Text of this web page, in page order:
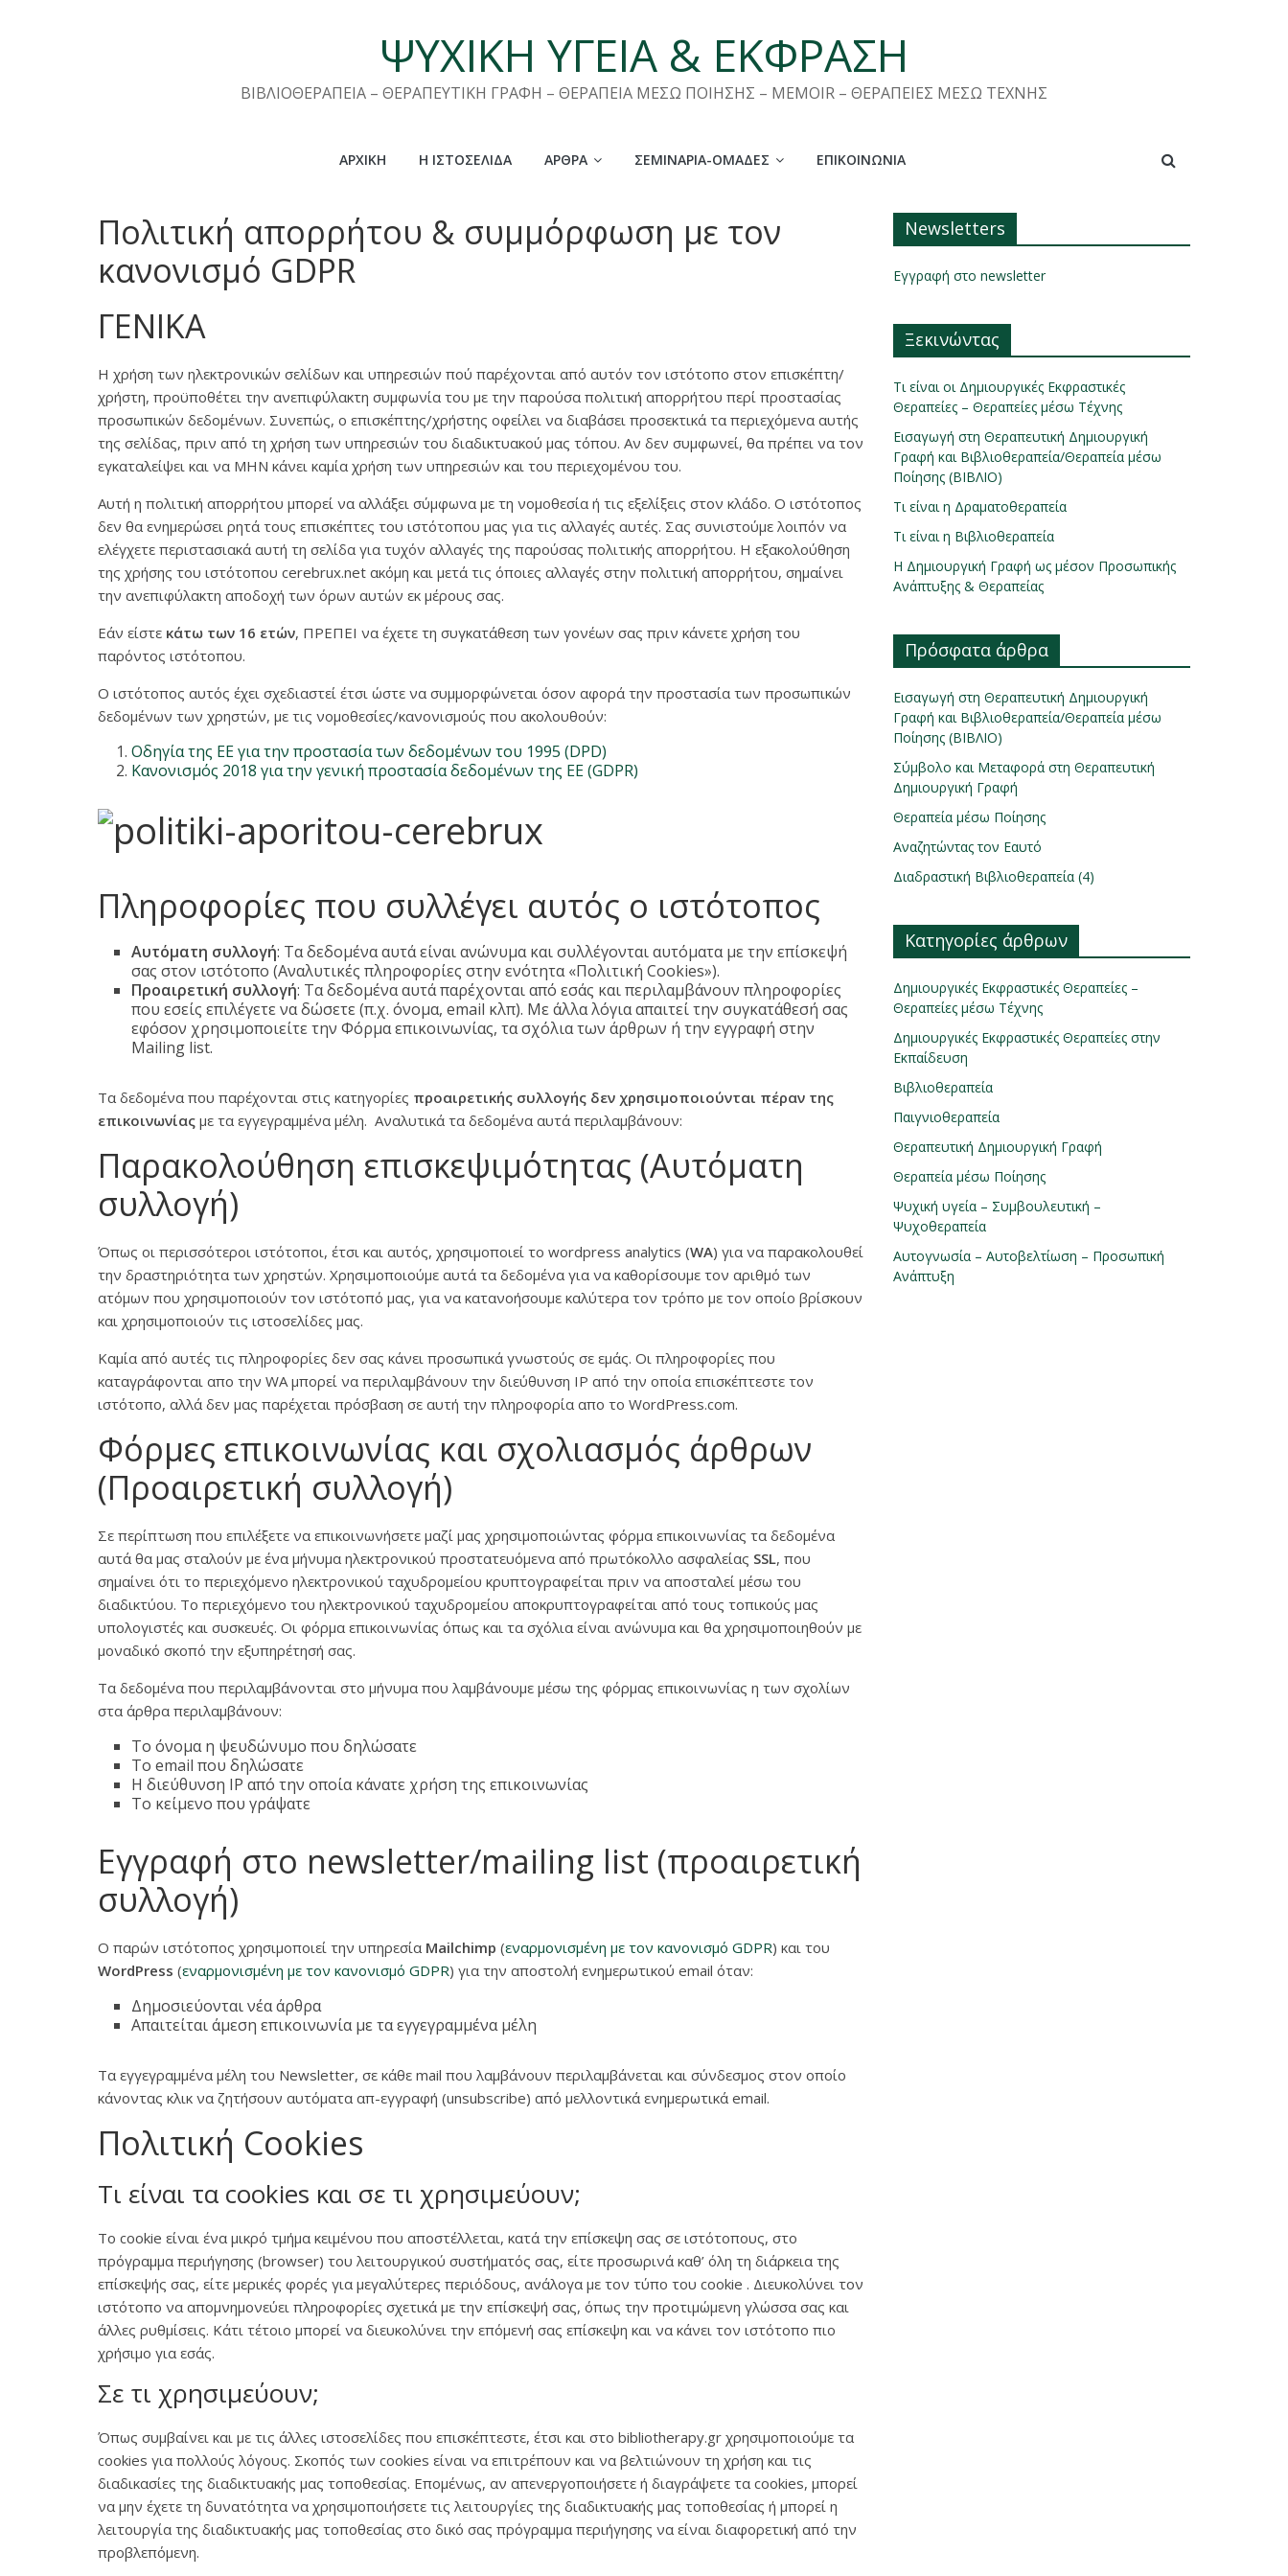
ΨΥΧΙΚΗ ΥΓΕΙΑ & ΕΚΦΡΑΣΗ
ΒΙΒΛΙΟΘΕΡΑΠΕΙΑ – ΘΕΡΑΠΕΥΤΙΚΗ ΓΡΑΦΗ – ΘΕΡΑΠΕΙΑ ΜΕΣΩ ΠΟΙΗΣΗΣ – MEMOIR – ΘΕΡΑΠΕΙΕΣ ΜΕΣΩ ΤΕΧΝΗΣ
ΑΡΧΙΚΉ Η ΙΣΤΟΣΕΛΊΔΑ ΆΡΘΡΑ ΣΕΜΙΝΆΡΙΑ-ΟΜΆΔΕΣ ΕΠΙΚΟΙΝΩΝΊΑ
Πολιτική απορρήτου & συμμόρφωση με τον
κανονισμό GDPR
ΓΕΝΙΚΑ
Η χρήση των ηλεκτρονικών σελίδων και υπηρεσιών πού παρέχονται από αυτόν τον ιστότοπο στον επισκέπτη/
χρήστη, προϋποθέτει την ανεπιφύλακτη συμφωνία του με την παρούσα πολιτική απορρήτου περί προστασίας
προσωπικών δεδομένων. Συνεπώς, ο επισκέπτης/χρήστης οφείλει να διαβάσει προσεκτικά τα περιεχόμενα αυτής
της σελίδας, πριν από τη χρήση των υπηρεσιών του διαδικτυακού μας τόπου. Αν δεν συμφωνεί, θα πρέπει να τον
εγκαταλείψει και να ΜΗΝ κάνει καμία χρήση των υπηρεσιών και του περιεχομένου του.
Αυτή η πολιτική απορρήτου μπορεί να αλλάξει σύμφωνα με τη νομοθεσία ή τις εξελίξεις στον κλάδο. Ο ιστότοπος
δεν θα ενημερώσει ρητά τους επισκέπτες του ιστότοπου μας για τις αλλαγές αυτές. Σας συνιστούμε λοιπόν να
ελέγχετε περιστασιακά αυτή τη σελίδα για τυχόν αλλαγές της παρούσας πολιτικής απορρήτου. Η εξακολούθηση
της χρήσης του ιστότοπου cerebrux.net ακόμη και μετά τις όποιες αλλαγές στην πολιτική απορρήτου, σημαίνει
την ανεπιφύλακτη αποδοχή των όρων αυτών εκ μέρους σας.
Εάν είστε κάτω των 16 ετών, ΠΡΕΠΕΙ να έχετε τη συγκατάθεση των γονέων σας πριν κάνετε χρήση του
παρόντος ιστότοπου.
O ιστότοπος αυτός έχει σχεδιαστεί έτσι ώστε να συμμορφώνεται όσον αφορά την προστασία των προσωπικών
δεδομένων των χρηστών, με τις νομοθεσίες/κανονισμούς που ακολουθούν:
Οδηγία της ΕΕ για την προστασία των δεδομένων του 1995 (DPD)
Κανονισμός 2018 για την γενική προστασία δεδομένων της ΕΕ (GDPR)
Πληροφορίες που συλλέγει αυτός ο ιστότοπος
Αυτόματη συλλογή: Τα δεδομένα αυτά είναι ανώνυμα και συλλέγονται αυτόματα με την επίσκεψή
σας στον ιστότοπο (Αναλυτικές πληροφορίες στην ενότητα «Πολιτική Cookies»).
Προαιρετική συλλογή: Τα δεδομένα αυτά παρέχονται από εσάς και περιλαμβάνουν πληροφορίες
που εσείς επιλέγετε να δώσετε (π.χ. όνομα, email κλπ). Με άλλα λόγια απαιτεί την συγκατάθεσή σας
εφόσον χρησιμοποιείτε την Φόρμα επικοινωνίας, τα σχόλια των άρθρων ή την εγγραφή στην
Mailing list.
Τα δεδομένα που παρέχονται στις κατηγορίες προαιρετικής συλλογής δεν χρησιμοποιούνται πέραν της
επικοινωνίας με τα εγγεγραμμένα μέλη. Αναλυτικά τα δεδομένα αυτά περιλαμβάνουν:
Παρακολούθηση επισκεψιμότητας (Αυτόματη
συλλογή)
Όπως οι περισσότεροι ιστότοποι, έτσι και αυτός, χρησιμοποιεί το wordpress analytics (WA) για να παρακολουθεί
την δραστηριότητα των χρηστών. Χρησιμοποιούμε αυτά τα δεδομένα για να καθορίσουμε τον αριθμό των
ατόμων που χρησιμοποιούν τον ιστότοπό μας, για να κατανοήσουμε καλύτερα τον τρόπο με τον οποίο βρίσκουν
και χρησιμοποιούν τις ιστοσελίδες μας.
Καμία από αυτές τις πληροφορίες δεν σας κάνει προσωπικά γνωστούς σε εμάς. Οι πληροφορίες που
καταγράφονται απο την WA μπορεί να περιλαμβάνουν την διεύθυνση IP από την οποία επισκέπτεστε τον
ιστότοπο, αλλά δεν μας παρέχεται πρόσβαση σε αυτή την πληροφορία απο το WordPress.com.
Φόρμες επικοινωνίας και σχολιασμός άρθρων
(Προαιρετική συλλογή)
Σε περίπτωση που επιλέξετε να επικοινωνήσετε μαζί μας χρησιμοποιώντας φόρμα επικοινωνίας τα δεδομένα
αυτά θα μας σταλούν με ένα μήνυμα ηλεκτρονικού προστατευόμενα από πρωτόκολλο ασφαλείας SSL, που
σημαίνει ότι το περιεχόμενο ηλεκτρονικού ταχυδρομείου κρυπτογραφείται πριν να αποσταλεί μέσω του
διαδικτύου. Το περιεχόμενο του ηλεκτρονικού ταχυδρομείου αποκρυπτογραφείται από τους τοπικούς μας
υπολογιστές και συσκευές. Οι φόρμα επικοινωνίας όπως και τα σχόλια είναι ανώνυμα και θα χρησιμοποιηθούν με
μοναδικό σκοπό την εξυπηρέτησή σας.
Τα δεδομένα που περιλαμβάνονται στο μήνυμα που λαμβάνουμε μέσω της φόρμας επικοινωνίας η των σχολίων
στα άρθρα περιλαμβάνουν:
Το όνομα η ψευδώνυμο που δηλώσατε
Το email που δηλώσατε
Η διεύθυνση IP από την οποία κάνατε χρήση της επικοινωνίας
Το κείμενο που γράψατε
Εγγραφή στο newsletter/mailing list (προαιρετική
συλλογή)
Ο παρών ιστότοπος χρησιμοποιεί την υπηρεσία Mailchimp (εναρμονισμένη με τον κανονισμό GDPR) και του
WordPress (εναρμονισμένη με τον κανονισμό GDPR) για την αποστολή ενημερωτικού email όταν:
Δημοσιεύονται νέα άρθρα
Απαιτείται άμεση επικοινωνία με τα εγγεγραμμένα μέλη
Τα εγγεγραμμένα μέλη του Newsletter, σε κάθε mail που λαμβάνουν περιλαμβάνεται και σύνδεσμος στον οποίο
κάνοντας κλικ να ζητήσουν αυτόματα απ-εγγραφή (unsubscribe) από μελλοντικά ενημερωτικά email.
Πολιτική Cookies
Τι είναι τα cookies και σε τι χρησιμεύουν;
Το cookie είναι ένα μικρό τμήμα κειμένου που αποστέλλεται, κατά την επίσκεψη σας σε ιστότοπους, στο
πρόγραμμα περιήγησης (browser) του λειτουργικού συστήματός σας, είτε προσωρινά καθ’ όλη τη διάρκεια της
επίσκεψής σας, είτε μερικές φορές για μεγαλύτερες περιόδους, ανάλογα με τον τύπο του cookie . Διευκολύνει τον
ιστότοπο να απομνημονεύει πληροφορίες σχετικά με την επίσκεψή σας, όπως την προτιμώμενη γλώσσα σας και
άλλες ρυθμίσεις. Κάτι τέτοιο μπορεί να διευκολύνει την επόμενή σας επίσκεψη και να κάνει τον ιστότοπο πιο
χρήσιμο για εσάς.
Σε τι χρησιμεύουν;
Όπως συμβαίνει και με τις άλλες ιστοσελίδες που επισκέπτεστε, έτσι και στο bibliotherapy.gr χρησιμοποιούμε τα
cookies για πολλούς λόγους. Σκοπός των cookies είναι να επιτρέπουν και να βελτιώνουν τη χρήση και τις
διαδικασίες της διαδικτυακής μας τοποθεσίας. Επομένως, αν απενεργοποιήσετε ή διαγράψετε τα cookies, μπορεί
να μην έχετε τη δυνατότητα να χρησιμοποιήσετε τις λειτουργίες της διαδικτυακής μας τοποθεσίας ή μπορεί η
λειτουργία της διαδικτυακής μας τοποθεσίας στο δικό σας πρόγραμμα περιήγησης να είναι διαφορετική από την
προβλεπόμενη.
Newsletters
Εγγραφή στο newsletter
Ξεκινώντας
Τι είναι οι Δημιουργικές Εκφραστικές
Θεραπείες – Θεραπείες μέσω Τέχνης
Εισαγωγή στη Θεραπευτική Δημιουργική
Γραφή και Βιβλιοθεραπεία/Θεραπεία μέσω
Ποίησης (ΒΙΒΛΙΟ)
Τι είναι η Δραματοθεραπεία
Τι είναι η Βιβλιοθεραπεία
Η Δημιουργική Γραφή ως μέσον Προσωπικής
Ανάπτυξης & Θεραπείας
Πρόσφατα άρθρα
Εισαγωγή στη Θεραπευτική Δημιουργική
Γραφή και Βιβλιοθεραπεία/Θεραπεία μέσω
Ποίησης (ΒΙΒΛΙΟ)
Σύμβολο και Μεταφορά στη Θεραπευτική
Δημιουργική Γραφή
Θεραπεία μέσω Ποίησης
Αναζητώντας τον Εαυτό
Διαδραστική Βιβλιοθεραπεία (4)
Κατηγορίες άρθρων
Δημιουργικές Εκφραστικές Θεραπείες –
Θεραπείες μέσω Τέχνης
Δημιουργικές Εκφραστικές Θεραπείες στην
Εκπαίδευση
Βιβλιοθεραπεία
Παιγνιοθεραπεία
Θεραπευτική Δημιουργική Γραφή
Θεραπεία μέσω Ποίησης
Ψυχική υγεία – Συμβουλευτική –
Ψυχοθεραπεία
Αυτογνωσία – Αυτοβελτίωση – Προσωπική
Ανάπτυξη